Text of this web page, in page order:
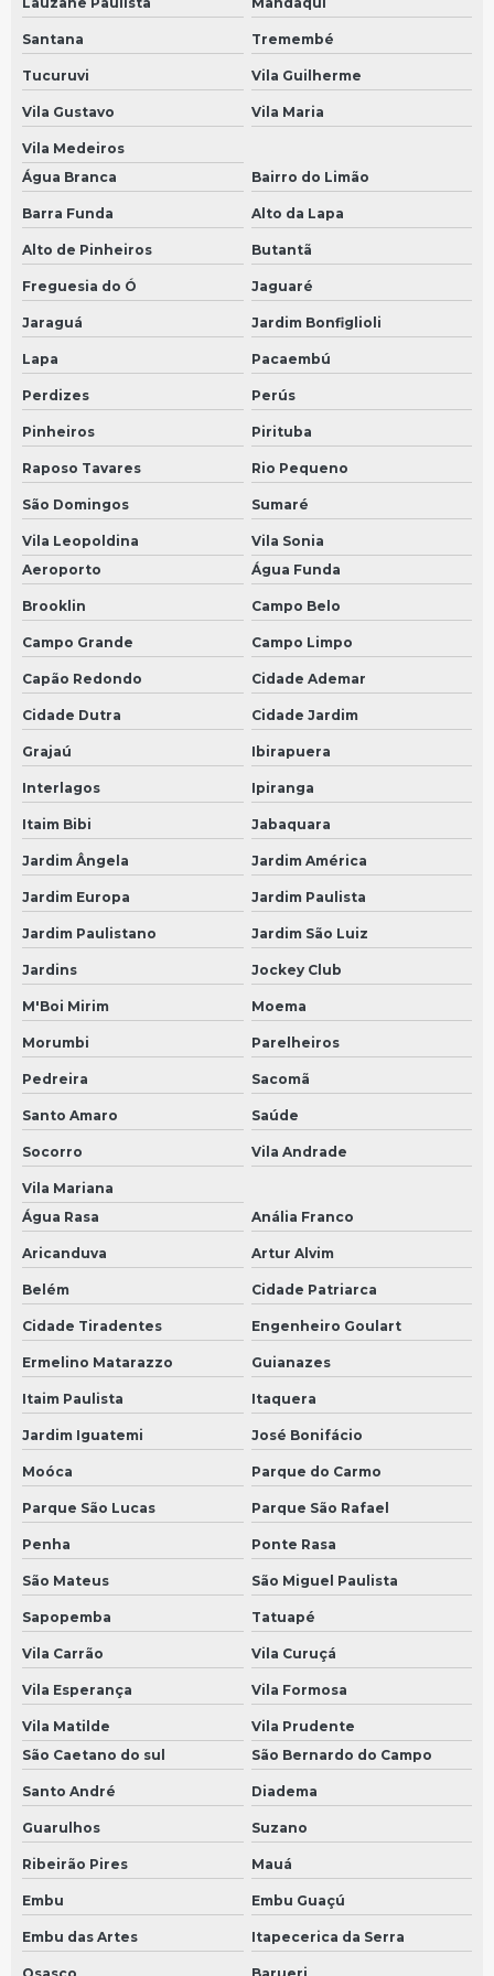
Sensor de velocímetro
Preço de sensor de velocidade
Sensor de velocidade para carro
Reparo de módulo em São Bernardo do Campo
Reparo de módulo em São Paulo
Sensor de velocidade preço
Conserto de velocímetros em São Bernardo do Campo
Conserto de velocímetros em São Paulo
Sensor 25mm
Conserto de velocimetro automotivo em São Bernardo do Campo
Conserto de velocimetro automotivo em São Paulo
Sensor 35mm
Conserto de velocímetro de carros em São Bernardo do Campo
Conserto de velocímetro de carros em São Paulo
Sensor 90mm
Conserto painel velocimetro em São Bernardo do Campo
Conserto painel velocimetro em São Paulo
Bomba arla
Conserto de tacografo em São Bernardo do Campo
Conserto de tacografo em São Paulo
Bomba arla mercedes
Conserto de velocimetro do carro em São Bernardo do Campo
Conserto de velocimetro do carro em São Paulo
Bomba arla scania
Conserto de velocimetro digital em São Bernardo do Campo
Conserto de velocimetro digital em São Paulo
Bomba arla volvo
Conserto de velocimetro de caminhao em São Bernardo do Campo
Conserto de velocimetro de caminhao em São Paulo
Bomba dosadora
Manutenção de velocímetro em São Paulo
Manutenção de velocímetro do carro em São Bernardo do Campo
Manutenção de velocímetro do carro em São Paulo
Manutenção de velocimetro digital em São Bernardo do Campo
Manutenção de velocimetro digital em São Paulo
Manutenção de velocimetro automotivo em São Bernardo do Campo
Manutenção de velocimetro automotivo em São Paulo
Sensor tacografo em São Bernardo do Campo
Sensor tacografo em São Paulo
Sensor de velocidade tacografo em São Bernardo do Campo
Sensor de velocidade tacografo em São Paulo
Sensor tacografo volvo em São Bernardo do Campo
Sensor tacógrafo 25mm em São Paulo
Velocimetro
Sensor tacógrafo 35mm em São Bernardo do Campo
Sensor tacógrafo 35mm em São Paulo
Velocímetro digital
Sensor tacógrafo 90mm em São Bernardo do Campo
Santana Tremembé
Tucuruvi Vila Guilherme
Vila Gustavo Vila Maria
Vila Medeiros
Água Branca
Bairro do Limão
Barra Funda Alto da Lapa
Alto de Pinheiros Butantã
Freguesia do Ó Jaguaré
Jaraguá Jardim Bonfiglioli
Lapa Pacaembú
Perdizes Perús
Pinheiros Pirituba
Raposo Tavares Rio Pequeno
São Domingos Sumaré
Vila Leopoldina
Vila Sonia
Aeroporto
Água Funda
Brooklin Campo Belo
Campo Grande Campo Limpo
Capão Redondo Cidade Ademar
Cidade Dutra Cidade Jardim
Grajaú Ibirapuera
Interlagos Ipiranga
Itaim Bibi Jabaquara
Jardim Ângela Jardim América
Jardim Europa Jardim Paulista
Jardim Paulistano Jardim São Luiz
Jardins Jockey Club
M'Boi Mirim Moema
Morumbi Parelheiros
Pedreira Sacomã
Santo Amaro Saúde
Socorro Vila Andrade
Vila Mariana
Água Rasa
Anália Franco
Aricanduva Artur Alvim
Belém Cidade Patriarca
Cidade Tiradentes Engenheiro Goulart
Ermelino Matarazzo Guianazes
Itaim Paulista Itaquera
Jardim Iguatemi José Bonifácio
Moóca Parque do Carmo
Parque São Lucas Parque São Rafael
Penha Ponte Rasa
São Mateus São Miguel Paulista
Sapopemba Tatuapé
Vila Carrão Vila Curuçá
Vila Esperança Vila Formosa
Vila Matilde
Vila Prudente
São Caetano do sul
São Bernardo do Campo
Santo André Diadema
Guarulhos Suzano
Ribeirão Pires Mauá
Embu Embu Guaçú
Embu das Artes Itapecerica da Serra